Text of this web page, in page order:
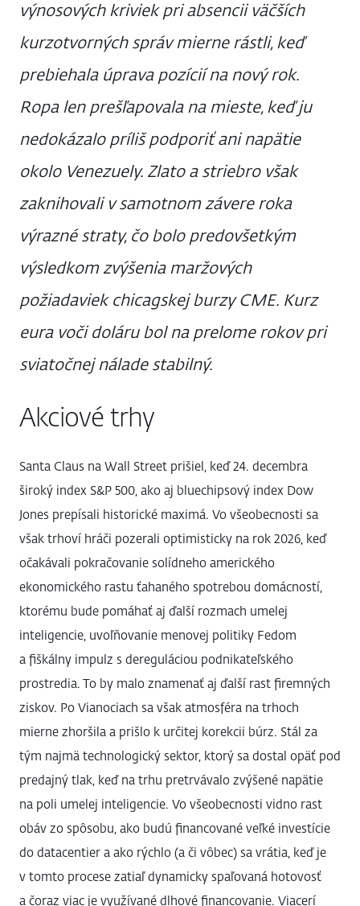
výnosových kriviek pri absencii väčších
kurzotvorných správ mierne rástli, keď
prebiehala úprava pozícií na nový rok.
Ropa len prešľapovala na mieste, keď ju
nedokázalo príliš podporiť ani napätie
okolo Venezuely. Zlato a striebro však
zaknihovali v samotnom závere roka
výrazné straty, čo bolo predovšetkým
výsledkom zvýšenia maržových
požiadaviek chicagskej burzy CME. Kurz
eura voči doláru bol na prelome rokov pri
sviatočnej nálade stabilný.
Akciové trhy
Santa Claus na Wall Street prišiel, keď 24. decembra
široký index S&P 500, ako aj bluechipsový index Dow
Jones prepísali historické maximá. Vo všeobecnosti sa
však trhoví hráči pozerali optimisticky na rok 2026, keď
očakávali pokračovanie solídneho amerického
ekonomického rastu ťahaného spotrebou domácností,
ktorému bude pomáhať aj ďalší rozmach umelej
inteligencie, uvoľňovanie menovej politiky Fedom
a fiškálny impulz s dereguláciou podnikateľského
prostredia. To by malo znamenať aj ďalší rast firemných
ziskov. Po Vianociach sa však atmosféra na trhoch
mierne zhoršila a prišlo k určitej korekcii búrz. Stál za
tým najmä technologický sektor, ktorý sa dostal opäť pod
predajný tlak, keď na trhu pretrvávalo zvýšené napätie
na poli umelej inteligencie. Vo všeobecnosti vidno rast
obáv zo spôsobu, ako budú financované veľké investície
do datacentier a ako rýchlo (a či vôbec) sa vrátia, keď je
v tomto procese zatiaľ dynamicky spaľovaná hotovosť
a čoraz viac je využívané dlhové financovanie. Viacerí